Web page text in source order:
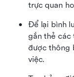
trực quan
Để lại bình
gắn thẻ các
được thông
việc.